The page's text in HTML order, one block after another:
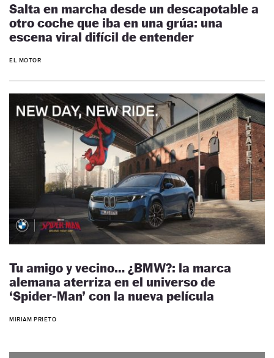
Salta en marcha desde un descapotable a
otro coche que iba en una grúa: una
escena viral difícil de entender
EL MOTOR
Tu amigo y vecino… ¿BMW?: la marca
alemana aterriza en el universo de
‘Spider‑Man’ con la nueva película
MIRIAM PRIETO